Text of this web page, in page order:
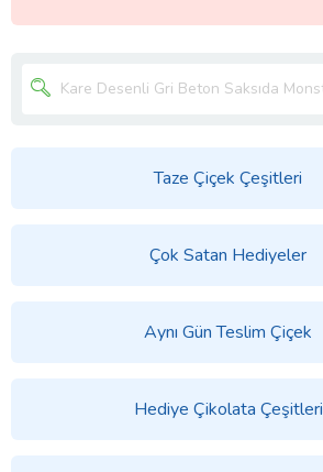
Taze Çiçek Çeşitleri
Çok Satan Hediyeler
Aynı Gün Teslim Çiçek
Hediye Çikolata Çeşitleri